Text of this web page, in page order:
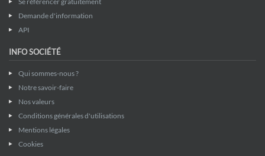
Demande d'information
API
INFO SOCIÉTÉ
Qui sommes-nous ?
Notre savoir-faire
Nos valeurs
Conditions générales d'utilisations
Mentions légales
Cookies